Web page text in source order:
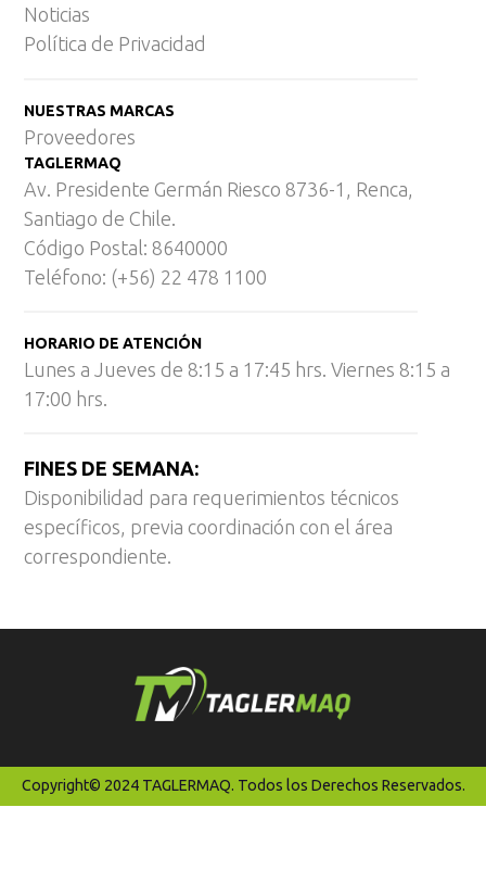
Noticias
Política de Privacidad
NUESTRAS MARCAS
Proveedores
TAGLERMAQ
Av. Presidente Germán Riesco 8736-1, Renca,
Santiago de Chile.
Código Postal: 8640000
Teléfono: (+56) 22 478 1100
HORARIO DE ATENCIÓN
Lunes a Jueves de 8:15 a 17:45 hrs. Viernes 8:15 a
17:00 hrs.
FINES DE SEMANA:
Disponibilidad para requerimientos técnicos
específicos, previa coordinación con el área
correspondiente.
Copyright© 2024 TAGLERMAQ. Todos los Derechos Reservados.